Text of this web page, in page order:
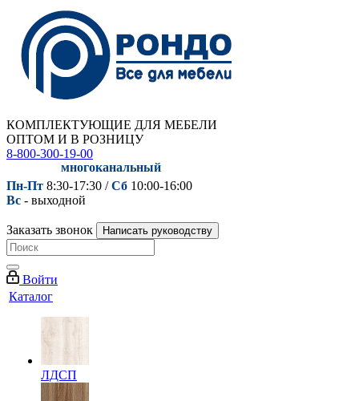
КОМПЛЕКТУЮЩИЕ ДЛЯ МЕБЕЛИ
ОПТОМ И В РОЗНИЦУ
8-800-300-19-00
многоканальный
Пн-Пт 8:30-17:30 /Сб 10:00-16:00
Вс - выходной
Заказать звонок Написать руководству
Войти
Каталог
ЛДСП